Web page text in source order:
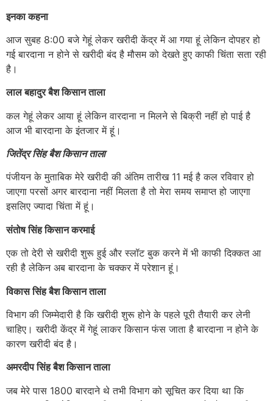
इनका कहना
आज सुबह 8:00 बजे गेहूं लेकर खरीदी केंद्र में आ गया हूं लेकिन दोपहर हो
गई बारदाना न होने से खरीदी बंद है मौसम को देखते हुए काफी चिंता सता रही
है।
लाल बहादुर बैश किसान ताला
कल गेहूं लेकर आया हूं लेकिन वारदाना न मिलने से बिक्री नहीं हो पाई है
आज भी बारदाना के इंतजार में हूं।
जितेंद्र सिंह बैश किसान ताला
पंजीयन के मुताबिक मेरे खरीदी की अंतिम तारीख 11 मई है कल रविवार हो
जाएगा परसों अगर बारदाना नहीं मिलता है तो मेरा समय समाप्त हो जाएगा
इसलिए ज्यादा चिंता में हूं।
संतोष सिंह किसान करमाई
एक तो देरी से खरीदी शुरू हुई और स्लॉट बुक करने में भी काफी दिक्कत आ
रही है लेकिन अब बारदाना के चक्कर में परेशान हूं।
विकास सिंह बैश किसान ताला
विभाग की जिम्मेदारी है कि खरीदी शुरू होने के पहले पूरी तैयारी कर लेनी
चाहिए। खरीदी केंद्र में गेहूं लाकर किसान फंस जाता है बारदाना न होने के
कारण खरीदी बंद है।
अमरदीप सिंह बैश किसान ताला
जब मेरे पास 1800 बारदाने थे तभी विभाग को सूचित कर दिया था कि